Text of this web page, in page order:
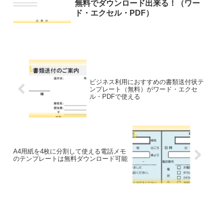
無料でダウンロード出来る！（ワー
ド・エクセル・PDF）
ビジネス利用におすすめの書類送付状テ
ンプレート（無料）がワード・エクセ
ル・PDFで使える
A4用紙を4枚に分割して使える電話メモ
のテンプレートは無料ダウンロード可能